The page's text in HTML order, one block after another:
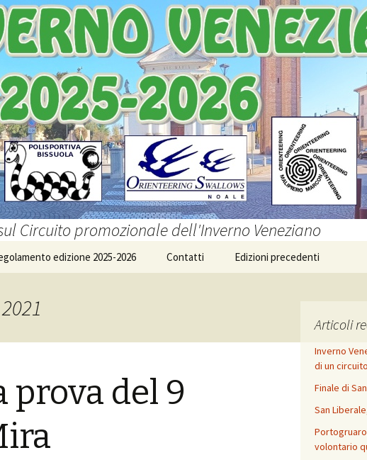
Circuito promozionale dell'Inverno Veneziano
edizione 2025-2026 Contatti Edizioni precedenti
del 9
Articoli
Inverno
di un
Finale di
San
volontario